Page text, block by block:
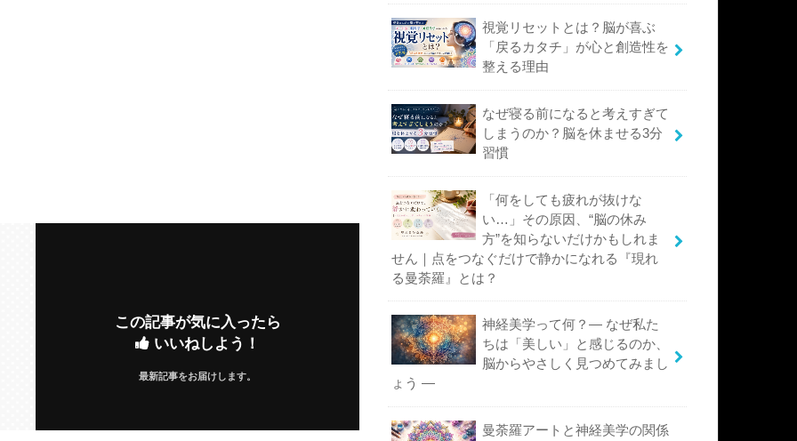
この記事が気に入ったら
いいねしよう！
最新記事をお届けします。
視覚リセットとは？脳が喜ぶ
「戻るカタチ」が心と創造性を
整える理由
なぜ寝る前になると考えすぎて
しまうのか？脳を休ませる3分
習慣
「何をしても疲れが抜けな
い…」その原因、“脳の休み
方”を知らないだけかもしれま
せん｜点をつなぐだけで静かになれる『現れ
る曼荼羅』とは？
神経美学って何？― なぜ私た
ちは「美しい」と感じるのか、
脳からやさしく見つめてみまし
ょう ―
曼荼羅アートと神経美学の関係